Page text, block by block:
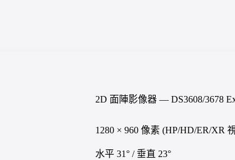
2D 面陣影像器 — DS3608/3678
1280 × 960 像素 (HP/HD/ER/XR
水平 31° / 垂直 23°